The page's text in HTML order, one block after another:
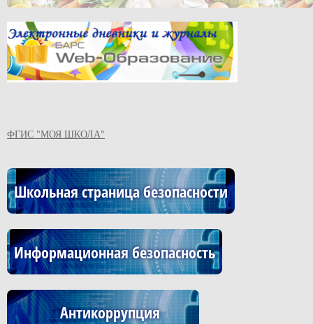
ФГИС "МОЯ ШКОЛА"
Школьная страница безопасности
Информационная безопасность
Антикоррупция